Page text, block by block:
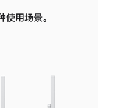
使用场景。